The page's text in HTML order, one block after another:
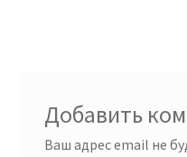
Добавить
Ваш адрес email не